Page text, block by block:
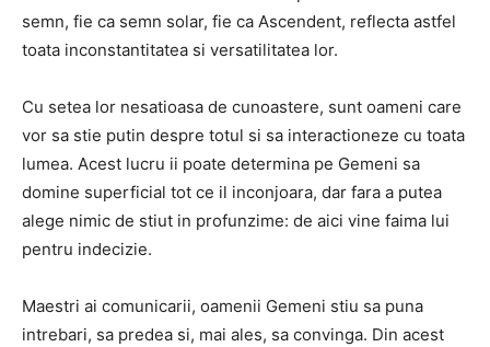
semn, fie ca semn solar, fie ca Ascendent, reflecta astfel
toata inconstantitatea si versatilitatea lor.
Cu setea lor nesatioasa de cunoastere, sunt oameni care
vor sa stie putin despre totul si sa interactioneze cu toata
lumea. Acest lucru ii poate determina pe Gemeni sa
domine superficial tot ce il inconjoara, dar fara a putea
alege nimic de stiut in profunzime: de aici vine faima lui
pentru indecizie.
Maestri ai comunicarii, oamenii Gemeni stiu sa puna
intrebari, sa predea si, mai ales, sa convinga. Din acest